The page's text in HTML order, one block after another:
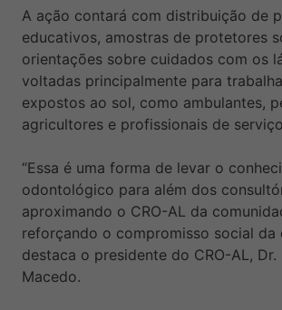
A ação contará com distribuição de
educativos, amostras de protetores
orientações sobre cuidados com os
voltadas principalmente para
expostos ao sol, como ambulantes,
agricultores e profissionais de
“Essa é uma forma de levar o
odontológico para além dos
aproximando o CRO-AL da
reforçando o compromisso social da
destaca o presidente do CRO-AL, Dr.
Macedo.